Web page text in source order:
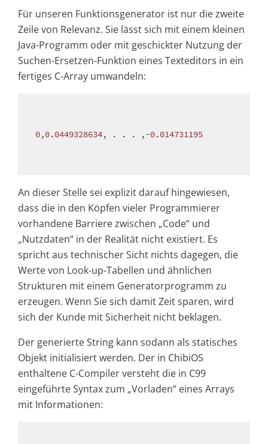
Für unseren Funktionsgenerator ist nur die zweite
Zeile von Relevanz. Sie lässt sich mit einem kleinen
Java-Programm oder mit geschickter Nutzung der
Suchen-Ersetzen-Funktion eines Texteditors in ein
fertiges C-Array umwandeln:
0,0.0449328634, . . . ,-0.014731195
An dieser Stelle sei explizit darauf hingewiesen,
dass die in den Köpfen vieler Programmierer
vorhandene Barriere zwischen „Code“ und
„Nutzdaten“ in der Realität nicht existiert. Es
spricht aus technischer Sicht nichts dagegen, die
Werte von Look-up-Tabellen und ähnlichen
Strukturen mit einem Generatorprogramm zu
erzeugen. Wenn Sie sich damit Zeit sparen, wird
sich der Kunde mit Sicherheit nicht beklagen.
Der generierte String kann sodann als statisches
Objekt initialisiert werden. Der in ChibiOS
enthaltene C-Compiler versteht die in C99
eingeführte Syntax zum „Vorladen“ eines Arrays
mit Informationen: